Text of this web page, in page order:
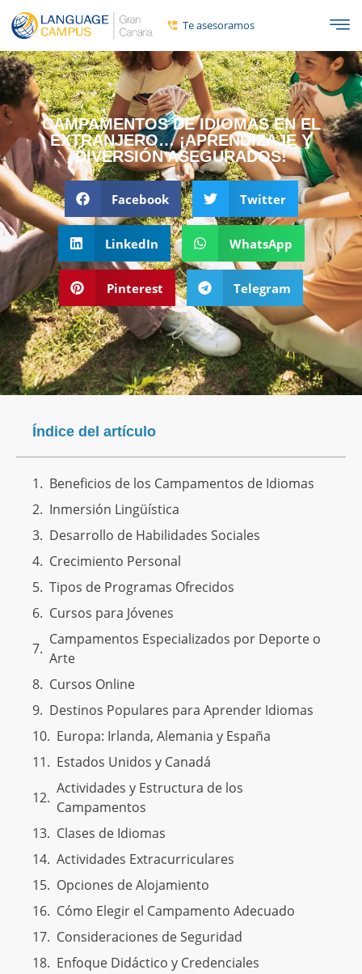
Te asesoramos
CAMPAMENTOS DE IDIOMAS EN EL
EXTRANJERO… ¡APRENDIZAJE Y
DIVERSIÓN ASEGURADOS!
Facebook Twitter
LinkedIn WhatsApp
Pinterest Telegram
Índice del artículo
Beneficios de los Campamentos de Idiomas
Inmersión Lingüística
Desarrollo de Habilidades Sociales
Crecimiento Personal
Tipos de Programas Ofrecidos
Cursos para Jóvenes
Campamentos Especializados por Deporte o
Arte
Cursos Online
Destinos Populares para Aprender Idiomas
Europa: Irlanda, Alemania y España
Estados Unidos y Canadá
Actividades y Estructura de los
Campamentos
Clases de Idiomas
Actividades Extracurriculares
Opciones de Alojamiento
Cómo Elegir el Campamento Adecuado
Consideraciones de Seguridad
Enfoque Didáctico y Credenciales